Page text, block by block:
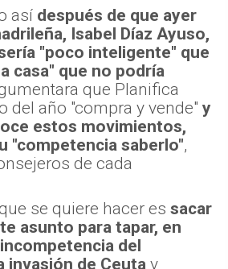
así después de que ayer
Isabel Díaz Ayuso,
"poco inteligente" que
casa" que no podría
que Planifica
del año "compra y vende" y
estos movimientos,
"competencia saberlo",
de cada
se quiere hacer es sacar
asunto para tapar, en
del
invasión de Ceuta y